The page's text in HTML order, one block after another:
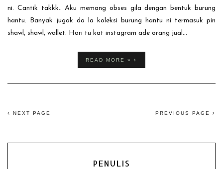
ni. Cantik takkk.. Aku memang obses gila dengan bentuk burung
hantu. Banyak jugak da la koleksi burung hantu ni termasuk pin
shawl, shawl, wallet. Hari tu kat instagram ade orang jual...
READ MORE »
NEXT PAGE PREVIOUS PAGE
PENULIS